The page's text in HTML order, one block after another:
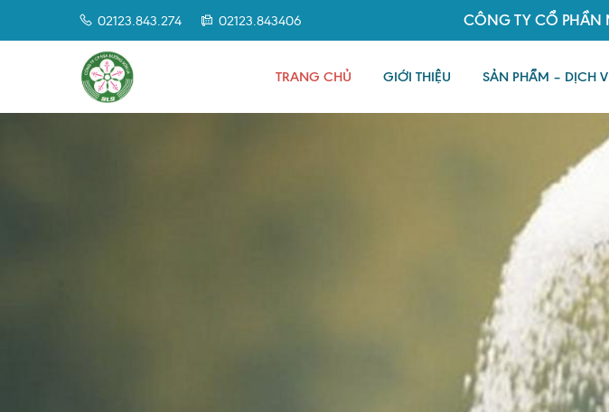
02123.843.274 02123.843406 CÔNG TY CỔ
TRANG CHỦ GIỚI THIỆU SẢN PHẨM – DỊCH